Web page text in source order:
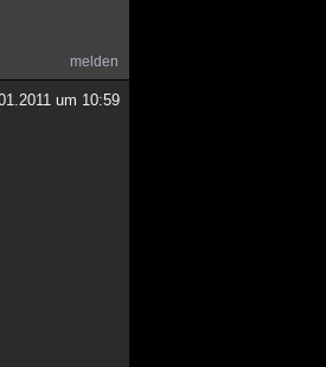
melden
um 10:59